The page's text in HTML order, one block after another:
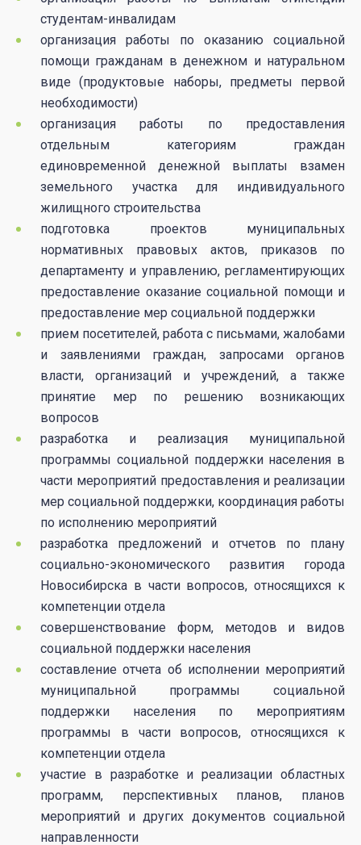
студентам-инвалидам
организация работы по оказанию социальной
помощи гражданам в денежном и натуральном
виде (продуктовые наборы, предметы первой
необходимости)
организация работы по предоставления
отдельным категориям граждан
единовременной денежной выплаты взамен
земельного участка для индивидуального
жилищного строительства
подготовка проектов муниципальных
нормативных правовых актов, приказов по
департаменту и управлению, регламентирующих
предоставление оказание социальной помощи и
предоставление мер социальной поддержки
прием посетителей, работа с письмами, жалобами
и заявлениями граждан, запросами органов
власти, организаций и учреждений, а также
принятие мер по решению возникающих
вопросов
разработка и реализация муниципальной
программы социальной поддержки населения в
части мероприятий предоставления и реализации
мер социальной поддержки, координация работы
по исполнению мероприятий
разработка предложений и отчетов по плану
социально-экономического развития города
Новосибирска в части вопросов, относящихся к
компетенции отдела
совершенствование форм, методов и видов
социальной поддержки населения
составление отчета об исполнении мероприятий
муниципальной программы социальной
поддержки населения по мероприятиям
программы в части вопросов, относящихся к
компетенции отдела
участие в разработке и реализации областных
программ, перспективных планов, планов
мероприятий и других документов социальной
направленности